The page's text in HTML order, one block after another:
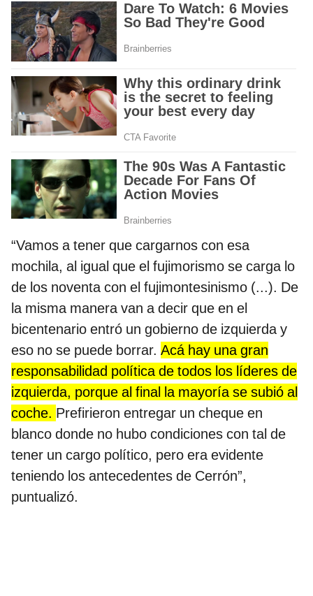
“Vamos a tener que cargarnos con esa
mochila, al igual que el fujimorismo se carga lo
de los noventa con el fujimontesinismo (...). De
la misma manera van a decir que en el
bicentenario entró un gobierno de izquierda y
eso no se puede borrar. Acá hay una gran
responsabilidad política de todos los líderes de
izquierda, porque al final la mayoría se subió al
coche. Prefirieron entregar un cheque en
blanco donde no hubo condiciones con tal de
tener un cargo político, pero era evidente
teniendo los antecedentes de Cerrón”,
puntualizó.